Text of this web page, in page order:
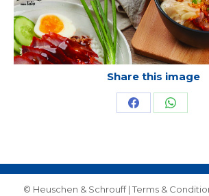
on
Facebook
on
Share this image
Share Share
© Heuschen & Schrouff | Terms &